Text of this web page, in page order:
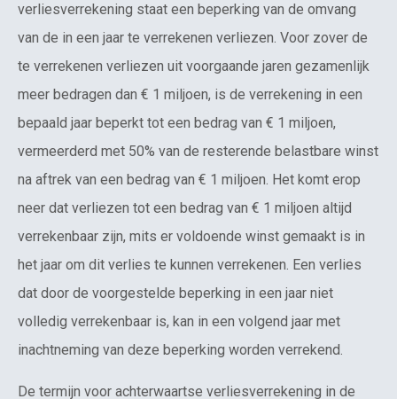
verliesverrekening staat een beperking van de omvang
van de in een jaar te verrekenen verliezen. Voor zover de
te verrekenen verliezen uit voorgaande jaren gezamenlijk
meer bedragen dan € 1 miljoen, is de verrekening in een
bepaald jaar beperkt tot een bedrag van € 1 miljoen,
vermeerderd met 50% van de resterende belastbare winst
na aftrek van een bedrag van € 1 miljoen. Het komt erop
neer dat verliezen tot een bedrag van € 1 miljoen altijd
verrekenbaar zijn, mits er voldoende winst gemaakt is in
het jaar om dit verlies te kunnen verrekenen. Een verlies
dat door de voorgestelde beperking in een jaar niet
volledig verrekenbaar is, kan in een volgend jaar met
inachtneming van deze beperking worden verrekend.
De termijn voor achterwaartse verliesverrekening in de